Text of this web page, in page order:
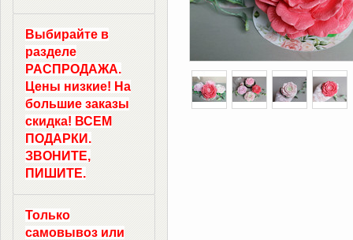
Выбирайте в
разделе
РАСПРОДАЖА.
Цены низкие! На
большие заказы
скидка! ВСЕМ
ПОДАРКИ.
ЗВОНИТЕ,
ПИШИТЕ.
Только
самовывоз или